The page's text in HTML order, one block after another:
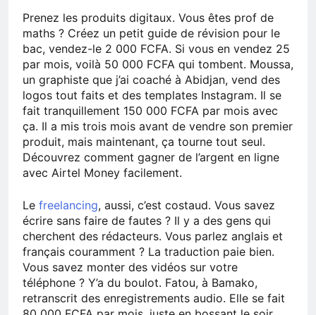
Prenez les produits digitaux. Vous êtes prof de
maths ? Créez un petit guide de révision pour le
bac, vendez-le 2 000 FCFA. Si vous en vendez 25
par mois, voilà 50 000 FCFA qui tombent. Moussa,
un graphiste que j’ai coaché à Abidjan, vend des
logos tout faits et des templates Instagram. Il se
fait tranquillement 150 000 FCFA par mois avec
ça. Il a mis trois mois avant de vendre son premier
produit, mais maintenant, ça tourne tout seul.
Découvrez comment gagner de l’argent en ligne
avec Airtel Money facilement.
Le freelancing, aussi, c’est costaud. Vous savez
écrire sans faire de fautes ? Il y a des gens qui
cherchent des rédacteurs. Vous parlez anglais et
français couramment ? La traduction paie bien.
Vous savez monter des vidéos sur votre
téléphone ? Y’a du boulot. Fatou, à Bamako,
retranscrit des enregistrements audio. Elle se fait